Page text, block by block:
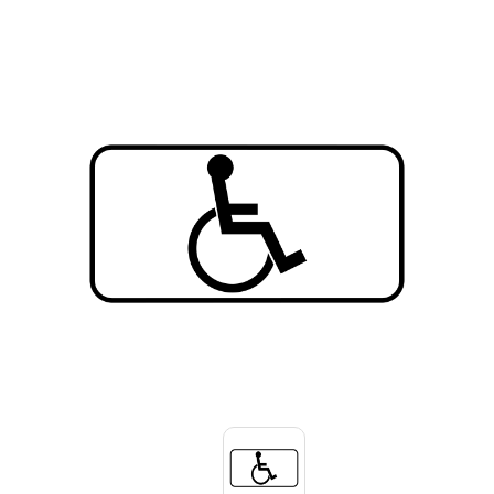
Заградительные светодиодные знаки
Передвижные заградительные знаки
Опоры дорожных знаков (Стойки)
Светодиодные знаки на солнечной